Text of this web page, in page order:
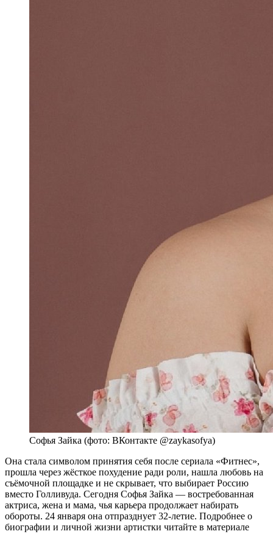
Софья Зайка (фото: ВКонтакте @zaykasofya)
Она стала символом принятия себя после сериала «Фитнес»,
прошла через жёсткое похудение ради роли, нашла любовь на
съёмочной площадке и не скрывает, что выбирает Россию
вместо Голливуда. Сегодня Софья Зайка — востребованная
актриса, жена и мама, чья карьера продолжает набирать
обороты. 24 января она отпразднует 32-летие. Подробнее о
биографии и личной жизни артистки читайте в материале